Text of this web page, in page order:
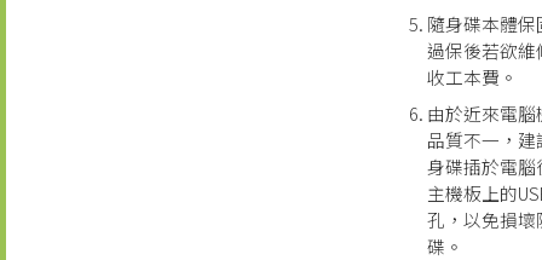
隨身碟本體保
過保後若欲維
收工本費。
由於近來電腦
品質不一，建
身碟插於電腦
主機板上的
孔，以免損壞
碟。